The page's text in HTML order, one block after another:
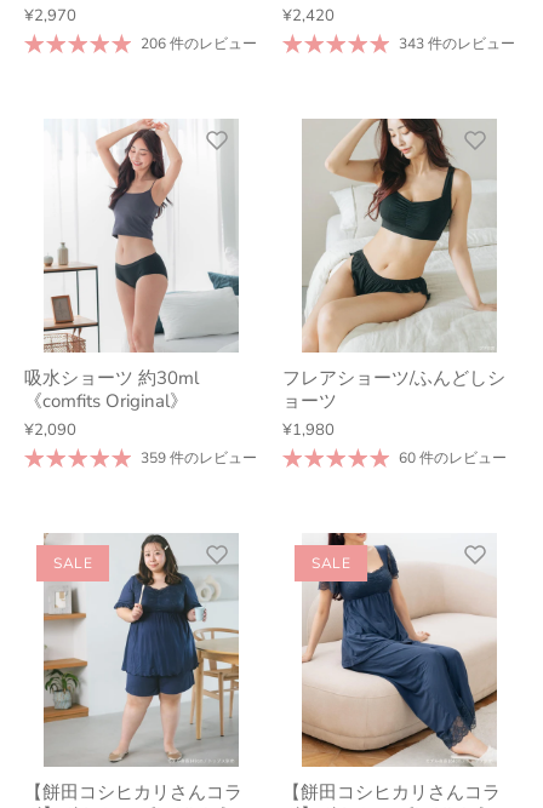
¥2,970
206 件のレビュー
¥2,420
343 件のレビュー
吸水ショーツ 約30ml
《comfits Original》
¥2,090
359 件のレビュー
フレアショーツ/ふんどしシ
ョーツ
¥1,980
60 件のレビュー
SALE
【餅田コシヒカリさんコラ
SALE
【餅田コシヒカリさんコラ